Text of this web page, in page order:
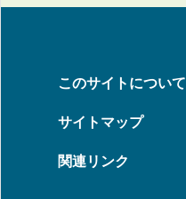
このサイトについて
サイトマップ
関連リンク